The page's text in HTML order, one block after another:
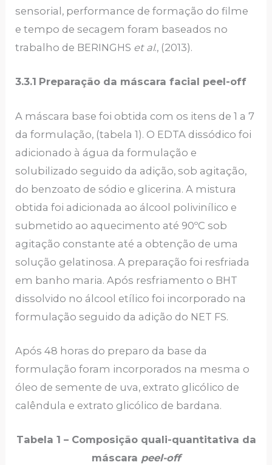
sensorial, performance de formação do filme
e tempo de secagem foram baseados no
trabalho de BERINGHS et al., (2013).
3.3.1 Preparação da máscara facial peel-off
A máscara base foi obtida com os itens de 1 a 7
da formulação, (tabela 1). O EDTA dissódico foi
adicionado à água da formulação e
solubilizado seguido da adição, sob agitação,
do benzoato de sódio e glicerina. A mistura
obtida foi adicionada ao álcool polivinílico e
submetido ao aquecimento até 90ºC sob
agitação constante até a obtenção de uma
solução gelatinosa. A preparação foi resfriada
em banho maria. Após resfriamento o BHT
dissolvido no álcool etílico foi incorporado na
formulação seguido da adição do NET FS.
Após 48 horas do preparo da base da
formulação foram incorporados na mesma o
óleo de semente de uva, extrato glicólico de
calêndula e extrato glicólico de bardana.
Tabela 1 – Composição quali-quantitativa da
máscara peel-off